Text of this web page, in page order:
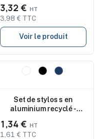
3,32 €
3,98 € TTC
Voir le produit
Nouveau
Set de stylos s en
aluminium recyclé -
1,34 €
1,61 € TTC